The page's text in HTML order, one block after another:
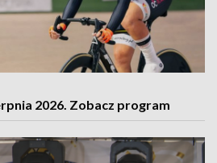
2026. Zobacz program